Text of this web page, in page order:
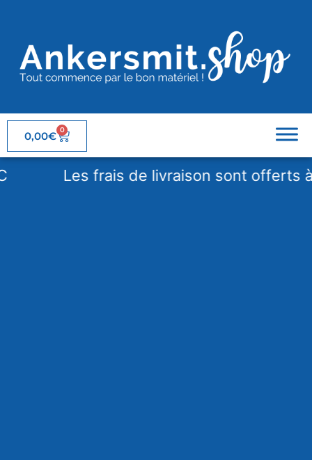
0,00€ 0
Les frais de livraison sont offerts à